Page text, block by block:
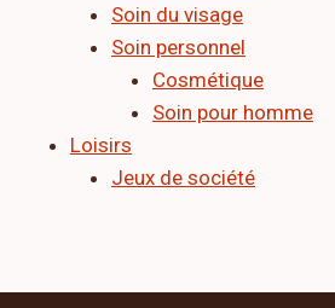
Soin du visage
Soin personnel
Cosmétique
Soin pour homme
Loisirs
Jeux de société